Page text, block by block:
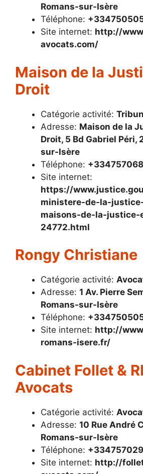
Romans-sur-Isère
Téléphone:
Site internet: http://
avocats.com/
Maison de la
Droit
Catégorie activité:
Adresse: Maison de la
Droit, 5 Bd Gabriel Péri,
sur-Isère
Téléphone:
Site internet:
https://
ministere-de-la-
maisons-de-la-
24772.html
Rongy Christiane
Catégorie activité:
Adresse: 1 Av. Pierre
Romans-sur-Isère
Téléphone:
Site internet: http://
romans-isere.fr/
Cabinet Follet &
Avocats
Catégorie activité:
Adresse: 10 Rue André
Romans-sur-Isère
Téléphone:
Site internet: http://